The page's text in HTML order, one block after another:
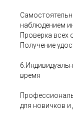
наблюдением
Проверка всех
Получение
время
для новичков и